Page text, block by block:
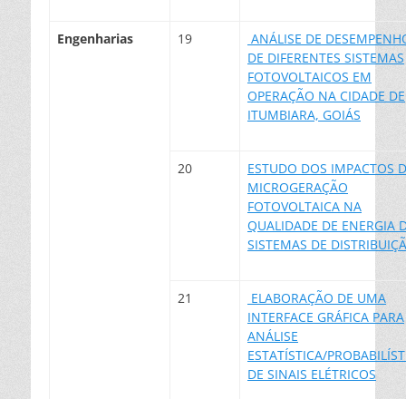
Engenharias 19
ANÁLISE DE
DE DIFERENTES SISTEMAS
FOTOVOLTAICOS EM
OPERAÇÃO NA CIDADE DE
ITUMBIARA, GOIÁS
20
ESTUDO DOS IMPACTOS
MICROGERAÇÃO
FOTOVOLTAICA NA
QUALIDADE DE ENERGIA
SISTEMAS DE
21
ELABORAÇÃO DE UMA
INTERFACE GRÁFICA PARA
ANÁLISE
ESTATÍSTICA/
DE SINAIS ELÉTRICOS